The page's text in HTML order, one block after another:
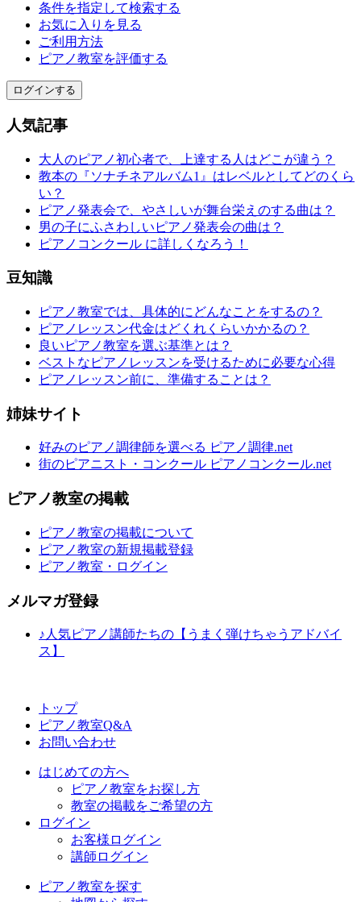
条件を指定して検索する
お気に入りを見る
ご利用方法
ピアノ教室を評価する
ログインする
人気記事
大人のピアノ初心者で、上達する人はどこが違う？
教本の『ソナチネアルバム1』はレベルとしてどのくら
い？
ピアノ発表会で、やさしいが舞台栄えのする曲は？
男の子にふさわしいピアノ発表会の曲は？
ピアノコンクール に詳しくなろう！
豆知識
ピアノ教室では、具体的にどんなことをするの？
ピアノレッスン代金はどくれくらいかかるの？
良いピアノ教室を選ぶ基準とは？
ベストなピアノレッスンを受けるために必要な心得
ピアノレッスン前に、準備することは？
姉妹サイト
好みのピアノ調律師を選べる ピアノ調律.net
街のピアニスト・コンクール ピアノコンクール.net
ピアノ教室の掲載
ピアノ教室の掲載について
ピアノ教室の新規掲載登録
ピアノ教室・ログイン
メルマガ登録
♪人気ピアノ講師たちの【うまく弾けちゃうアドバイ
ス】
トップ
ピアノ教室Q&A
お問い合わせ
はじめての方へ
ピアノ教室をお探し方
教室の掲載をご希望の方
ログイン
お客様ログイン
講師ログイン
ピアノ教室を探す